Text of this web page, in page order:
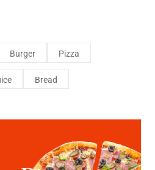
Burger Pizza
Bread